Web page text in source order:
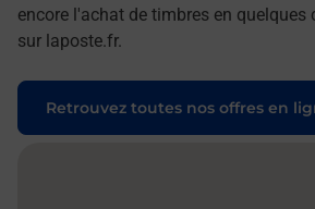
encore l'achat de timbres en quelques
sur laposte.fr.
Retrouvez toutes nos offres en